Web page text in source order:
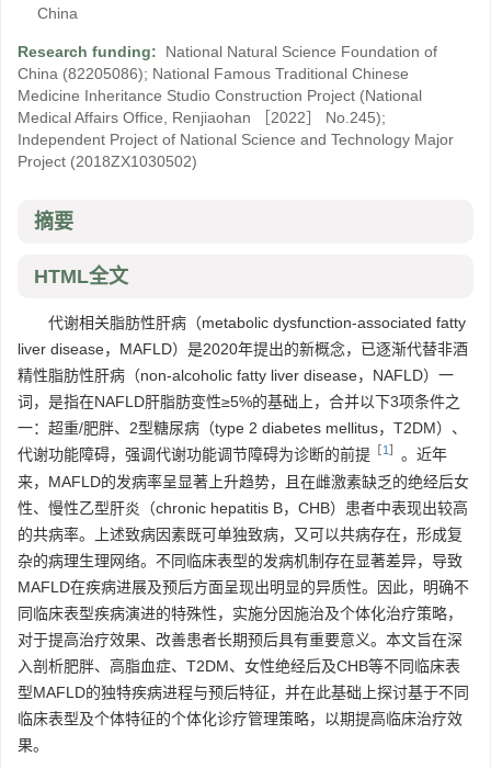
China
Research funding:
National Natural Science Foundation of
China (82205086); National Famous Traditional Chinese
Medicine Inheritance Studio Construction Project (National
Medical Affairs Office, Renjiaohan ［2022］ No.245);
Independent Project of National Science and Technology Major
Project (2018ZX1030502)
摘要
HTML全文
代谢相关脂肪性肝病（metabolic dysfunction-associated fatty
liver disease，MAFLD）是2020年提出的新概念，已逐渐代替非酒
精性脂肪性肝病（non-alcoholic fatty liver disease，NAFLD）一
词，是指在NAFLD肝脂肪变性≥5%的基础上，合并以下3项条件之
一：超重/肥胖、2型糖尿病（type 2 diabetes mellitus，T2DM）、
代谢功能障碍，强调代谢功能调节障碍为诊断的前提 ［1］ 。近年
来，MAFLD的发病率呈显著上升趋势，且在雌激素缺乏的绝经后女
性、慢性乙型肝炎（chronic hepatitis B，CHB）患者中表现出较高
的共病率。上述致病因素既可单独致病，又可以共病存在，形成复
杂的病理生理网络。不同临床表型的发病机制存在显著差异，导致
MAFLD在疾病进展及预后方面呈现出明显的异质性。因此，明确不
同临床表型疾病演进的特殊性，实施分因施治及个体化治疗策略，
对于提高治疗效果、改善患者长期预后具有重要意义。本文旨在深
入剖析肥胖、高脂血症、T2DM、女性绝经后及CHB等不同临床表
型MAFLD的独特疾病进程与预后特征，并在此基础上探讨基于不同
临床表型及个体特征的个体化诊疗管理策略，以期提高临床治疗效
果。